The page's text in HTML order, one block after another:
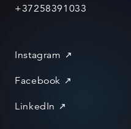
+37258391033
Instagram
Facebook
LinkedIn